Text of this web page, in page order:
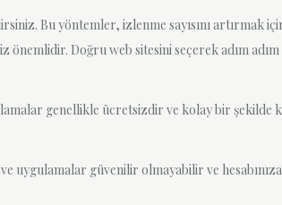
Bu yöntemler, izlenme sayısını artırmak
Doğru web sitesini seçerek adım
genellikle ücretsizdir ve kolay bir şekilde
uygulamalar güvenilir olmayabilir ve